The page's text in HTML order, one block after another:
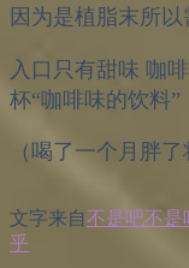
因为是植脂末所
入口只有甜味 咖
杯“咖啡味的饮料”
（喝了一个月胖
文字来自不是吧不是
乎